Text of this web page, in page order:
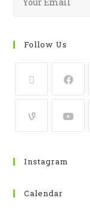
Follow Us
Instagram
Calendar